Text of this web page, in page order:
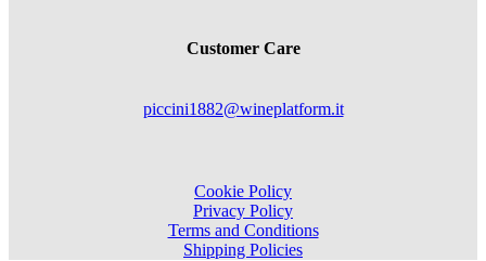
Customer Care
piccini1882@wineplatform.it
Cookie Policy
Privacy Policy
Terms and Conditions
Shipping Policies